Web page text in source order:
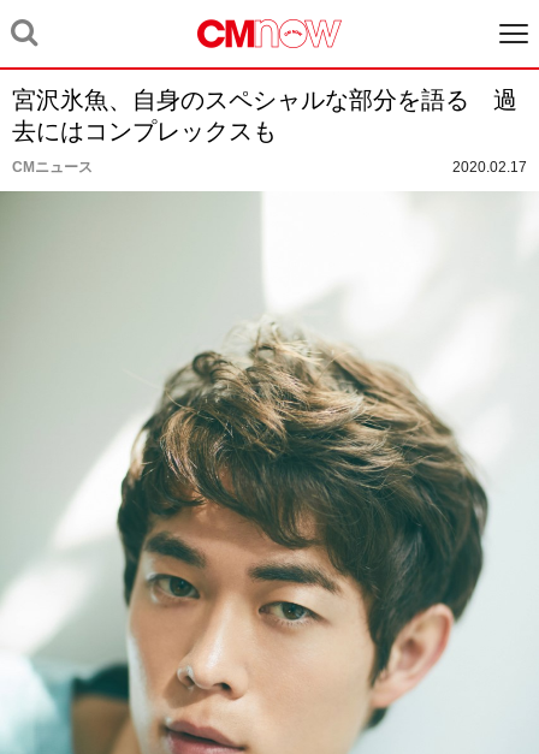
宮沢氷魚、自身のスペシャルな部分を語る 過
去にはコンプレックスも
CMニュース 2020.02.17